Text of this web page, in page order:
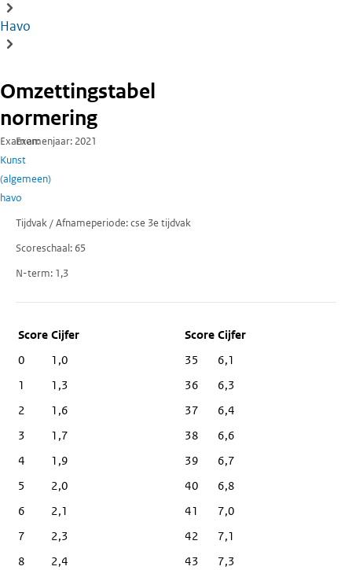
Havo
Omzettingstabel
normering
Examen
Kunst
(algemeen)
havo
Examenjaar 2021
Tijdvak / Afnameperiode cse 3e tijdvak
Scoreschaal 65
N-term 1,3
Score Cijfer
0
1,0
1
1,3
2
1,6
3
1,7
4
1,9
5
2,0
6
2,1
7
2,3
8
2,4
35
6,1
36
6,3
37
6,4
38
6,6
39
6,7
40
6,8
41
7,0
42
7,1
43
7,3